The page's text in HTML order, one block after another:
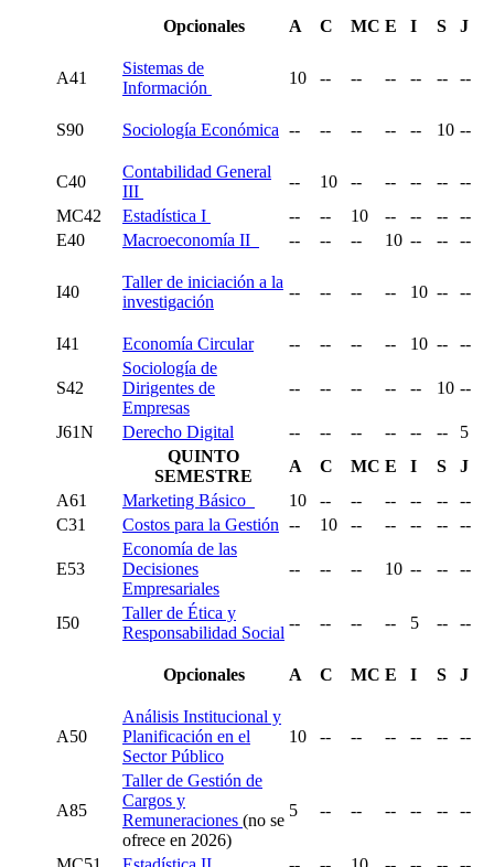
Opcionales A C MC E I S J
A41
Sistemas de
Información
10 -- -- -- -- -- --
S90 Sociología Económica -- -- -- -- -- 10 --
C40
Contabilidad General
III
-- 10 -- -- -- --
--
MC42
Estadística I -- -- 10 -- -- --
--
E40
Macroeconomía II -- -- -- 10 -- -- --
I40
Taller de iniciación a la
investigación
-- -- -- -- 10 -- --
I41 Economía Circular -- -- -- -- 10 -- --
S42
Sociología de
Dirigentes de
Empresas
-- -- -- -- -- 10 --
J61N Derecho Digital -- -- -- -- -- --
5
QUINTO
SEMESTRE
A C MC E I S
J
A61
Marketing Básico 10 -- -- -- -- --
--
C31
Costos para la Gestión -- 10 -- -- -- -- --
E53
Economía de las
Decisiones
Empresariales
-- -- -- 10 -- -- --
I50
Taller de Ética y
Responsabilidad Social
-- -- -- -- 5 -- --
Opcionales A C MC E I S J
A50
Análisis Institucional y
Planificación en el
Sector Público
10 -- -- -- -- -- --
A85
Taller de Gestión de
Cargos y
Remuneraciones (no se
ofrece en 2026)
5 -- -- -- -- -- --